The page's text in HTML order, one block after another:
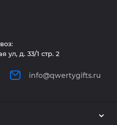
ул, д. 33/1 стр. 2
info@qwertygifts.ru